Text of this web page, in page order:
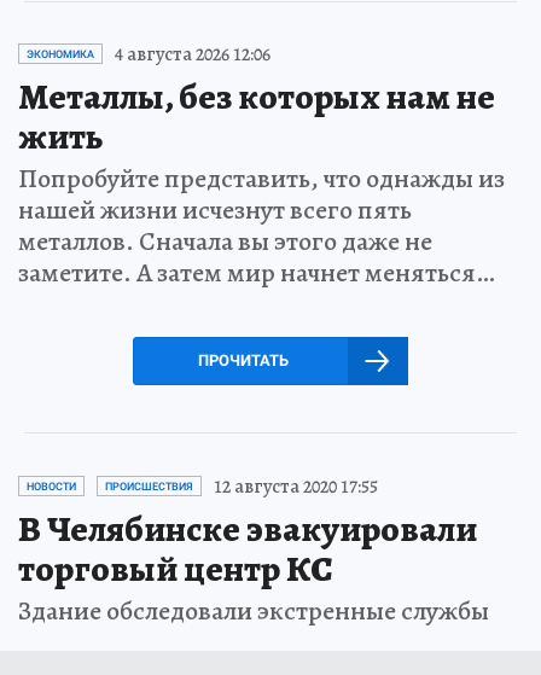
ЭКОНОМИКА 4 августа 2026 12:06
Металлы, без которых нам не
жить
Попробуйте представить, что однажды из
нашей жизни исчезнут всего пять
металлов. Сначала вы этого даже не
заметите. А затем мир начнет меняться…
ПРОЧИТАТЬ
НОВОСТИ ПРОИСШЕСТВИЯ 12 августа 2020 17:55
В Челябинске эвакуировали
торговый центр КС
Здание обследовали экстренные службы